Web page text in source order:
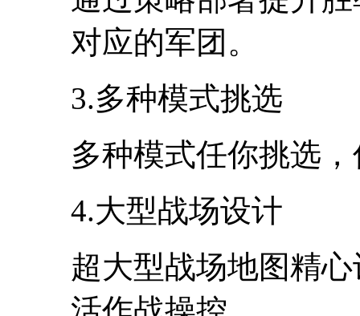
对应的军团。
3.多种模式挑选
多种模式任你挑选
4.大型战场设计
超大型战场地图精